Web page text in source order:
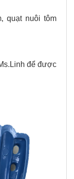
quạt nuôi tôm
để được